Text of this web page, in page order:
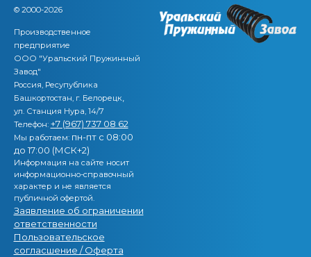
© 2000-2026
Производственное
предприятие
ООО "Уральский Пружинный
Завод"
Россия, Ресупублика
Башкортостан, г. Белорецк,
ул. Станция Нура, 14/7
Телефон: +7 (967) 737 08 62
Мы работаем: пн-пт с 08:00
до 17:00 (МСК+2)
Информация на сайте носит
информационно-справочный
характер и не является
публичной офертой.
Заявление об ограничении
ответственности
Пользовательское
согласшение / Оферта